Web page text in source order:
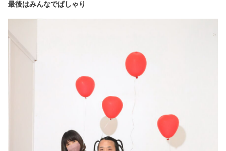
最後はみんなでぱしゃり